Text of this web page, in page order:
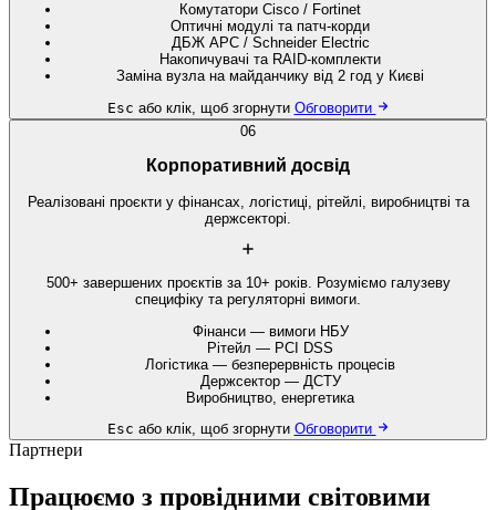
Комутатори Cisco / Fortinet
Оптичні модулі та патч-корди
ДБЖ APC / Schneider Electric
Накопичувачі та RAID-комплекти
Заміна вузла на майданчику від 2 год у Києві
Esc або клік, щоб згорнути Обговорити
06
Корпоративний досвід
Реалізовані проєкти у фінансах, логістиці, рітейлі, виробництві та
держсекторі.
500+ завершених проєктів за 10+ років. Розуміємо галузеву
специфіку та регуляторні вимоги.
Фінанси — вимоги НБУ
Рітейл — PCI DSS
Логістика — безперервність процесів
Держсектор — ДСТУ
Виробництво, енергетика
Esc або клік, щоб згорнути Обговорити
Партнери
Працюємо з провідними світовими